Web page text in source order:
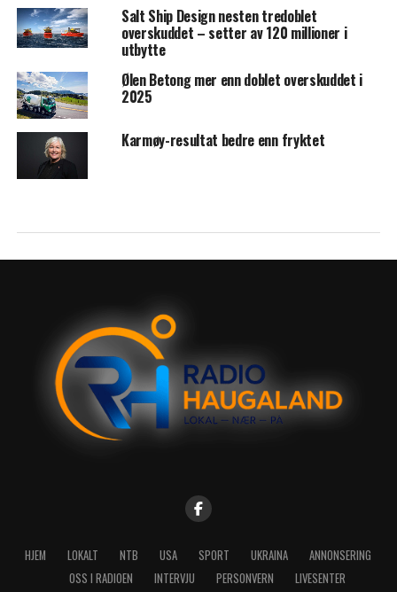
Salt Ship Design nesten tredoblet
overskuddet – setter av 120 millioner i
utbytte
Ølen Betong mer enn doblet overskuddet i
2025
Karmøy-resultat bedre enn fryktet
HJEM LOKALT NTB USA SPORT UKRAINA
ANNONSERING
OSS I RADIOEN
INTERVJU PERSONVERN LIVESENTER